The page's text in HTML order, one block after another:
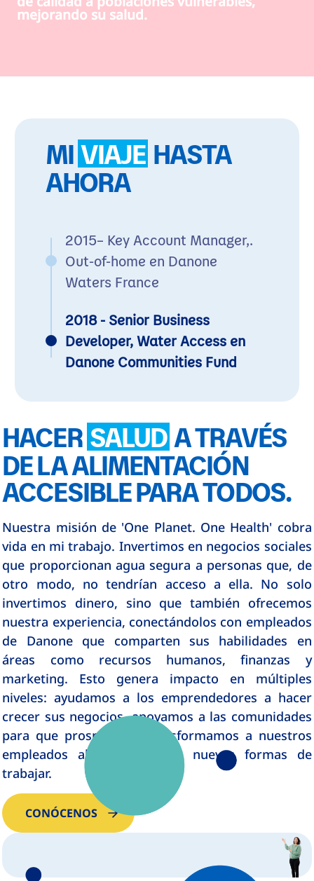
mejorando su salud.
MI VIAJE HASTA
AHORA
2015– Key Account Manager,.
Out-of-home en Danone
Waters France
2018 - Senior Business
Developer, Water Access en
Danone Communities Fund
HACER SALUD A TRAVÉS
DE LA ALIMENTACIÓN
ACCESIBLE PARA TODOS.
Nuestra misión de 'One Planet. One Health' cobra
vida en mi trabajo. Invertimos en negocios sociales
que proporcionan agua segura a personas que, de
otro modo, no tendrían acceso a ella. No solo
invertimos dinero, sino que también ofrecemos
nuestra experiencia, conectándolos con empleados
de Danone que comparten sus habilidades en
áreas como recursos humanos, finanzas y
marketing. Esto genera impacto en múltiples
niveles: ayudamos a los emprendedores a hacer
crecer sus negocios, apoyamos a las comunidades
para que prosperen y transformamos a nuestros
empleados al exponerlos a nuevas formas de
trabajar.
CONÓCENOS